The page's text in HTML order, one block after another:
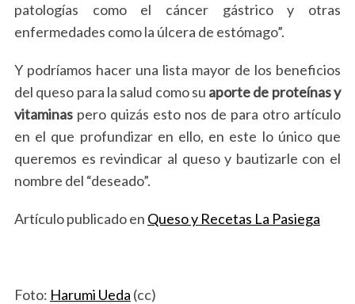
patologías como el cáncer gástrico y otras
enfermedades como la úlcera de estómago”.
Y podríamos hacer una lista mayor de los beneficios
del queso para la salud como su aporte de proteínas y
vitaminaspero quizás esto nos de para otro artículo
en el que profundizar en ello, en este lo único que
queremos es revindicar al queso y bautizarle con el
nombre del “deseado”.
Artículo publicado en Queso y Recetas La Pasiega
Foto: Harumi Ueda (cc)